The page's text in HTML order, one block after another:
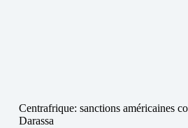
Centrafrique: sanctions américaines
Darassa